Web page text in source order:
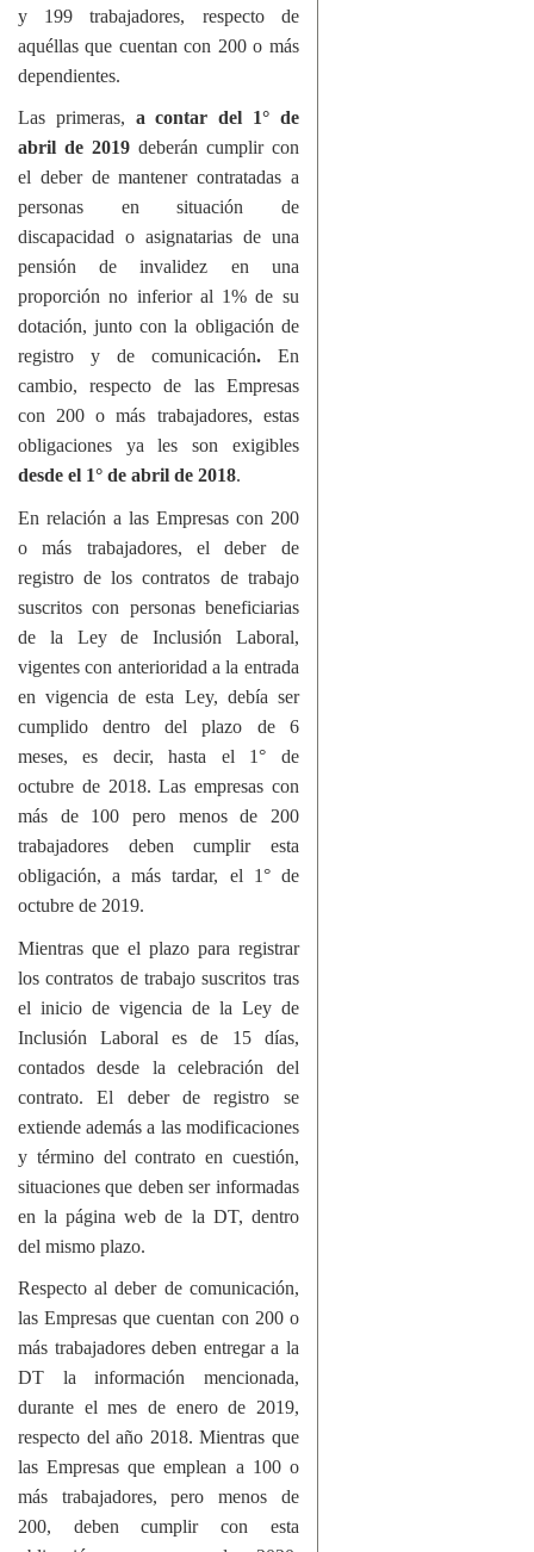
y 199 trabajadores, respecto de
aquéllas que cuentan con 200 o más
dependientes.
Las primeras, a contar del 1° de
abril de 2019 deberán cumplir con
el deber de mantener contratadas a
personas en situación de
discapacidad o asignatarias de una
pensión de invalidez en una
proporción no inferior al 1% de su
dotación, junto con la obligación de
registro y de comunicación.En
cambio, respecto de las Empresas
con 200 o más trabajadores, estas
obligaciones ya les son exigibles
desde el 1° de abril de 2018.
En relación a las Empresas con 200
o más trabajadores, el deber de
registro de los contratos de trabajo
suscritos con personas beneficiarias
de la Ley de Inclusión Laboral,
vigentes con anterioridad a la entrada
en vigencia de esta Ley, debía ser
cumplido dentro del plazo de 6
meses, es decir, hasta el 1° de
octubre de 2018. Las empresas con
más de 100 pero menos de 200
trabajadores deben cumplir esta
obligación, a más tardar, el 1° de
octubre de 2019.
Mientras que el plazo para registrar
los contratos de trabajo suscritos tras
el inicio de vigencia de la Ley de
Inclusión Laboral es de 15 días,
contados desde la celebración del
contrato. El deber de registro se
extiende además a las modificaciones
y término del contrato en cuestión,
situaciones que deben ser informadas
en la página web de la DT, dentro
del mismo plazo.
Respecto al deber de comunicación,
las Empresas que cuentan con 200 o
más trabajadores deben entregar a la
DT la información mencionada,
durante el mes de enero de 2019,
respecto del año 2018. Mientras que
las Empresas que emplean a 100 o
más trabajadores, pero menos de
200, deben cumplir con esta